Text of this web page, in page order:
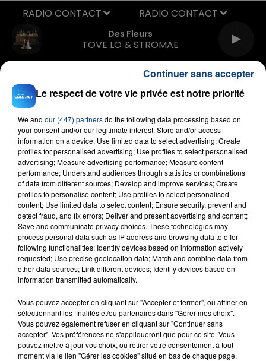
Des Fleurs
TOVE LO & STROMAE
RADIO CONTACT
FIL D'ACTU
23 juillet 2026
INCENDIE MORTEL À LENS : UNE FEMME ET
Un homme s'est immolé par le feu après avoir
aspergé sa compagne et leur bébé de trois mois
d'un liquide inflammable.
Le respect de votre vie privée est notre priorité
We and our (447) partnersdo the following data processing based on
your consent and/or our legitimate interest: Store and/or access
information on a device; Use limited data to select advertising; Create
profiles for personalised advertising; Use profiles to select personalised
advertising; Measure advertising performance; Measure content
performance; Understand audiences through statistics or combinations
of data from different sources; Develop and improve services; Create
profiles to personalise content; Use profiles to select personalised
content; Use limited data to select content; Ensure security, prevent and
detect fraud, and fix errors; Deliver and present advertising and content;
Save and communicate privacy choices. These technologies may
process personal data such as IP address and browsing data to offer
following functionalities: Identify devices based on information actively
requested; Use precise geolocation data; Match and combine data from
other data sources; Link different devices; Identify devices based on
information transmitted automatically.
Vous pouvez accepter en cliquant sur "Accepter et fermer", ou affiner en
sélectionnant les finalités et/ou partenaires dans "Gérer mes choix".
Vous pouvez également refuser en cliquant sur "Continuer sans
accepter". Vos préférences ne s'appliqueront que pour ce site. Vous
pouvez mettre à jour vos choix, ou retirer votre consentement à tout
moment via le lien "Gérer les cookies" situé en bas de chaque page.
Continuer sans accepter